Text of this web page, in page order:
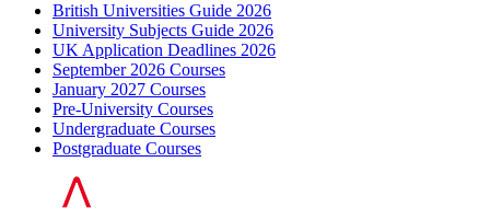
British Universities Guide 2026
University Subjects Guide 2026
UK Application Deadlines 2026
September 2026 Courses
January 2027 Courses
Pre-University Courses
Undergraduate Courses
Postgraduate Courses